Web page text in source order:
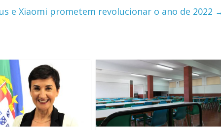
e Xiaomi prometem revolucionar o ano de 2022